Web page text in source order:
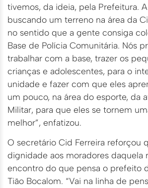
tivemos, da ideia, pela Prefeitura.
buscando um terreno na área da
no sentido que a gente consiga
Base de Polícia Comunitária. Nós
trabalhar com a base, trazer os
crianças e adolescentes, para o
unidade e fazer com que eles
um pouco, na área do esporte, da
Militar, para que eles se tornem
melhor”, enfatizou.
O secretário Cid Ferreira reforçou
dignidade aos moradores daquela
encontro do que pensa o prefeito
Tião Bocalom. “Vai na linha de